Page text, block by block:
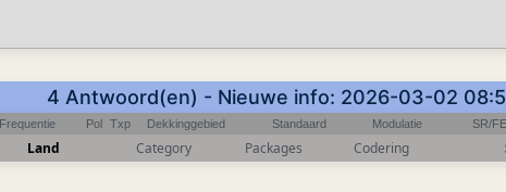
4 Antwoord(en) - Nieuwe info: 2026-03-02
Frequentie Pol Txp Dekkinggebied Standaard Modulatie SR/
Land Category Packages Codering